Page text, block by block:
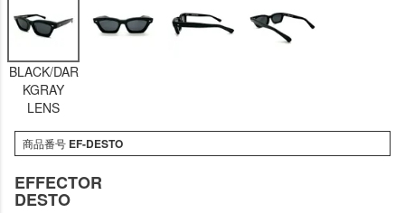
BLACK/DAR
KGRAY
LENS
商品番号 EF-DESTO
EFFECTOR
DESTO